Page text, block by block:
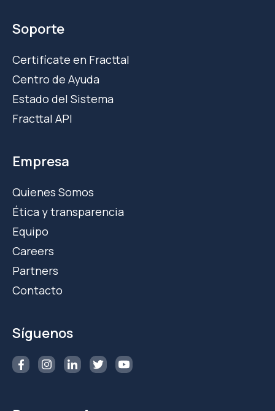
Soporte
Certifícate en Fracttal
Centro de Ayuda
Estado del Sistema
Fracttal API
Empresa
Quienes Somos
Ética y transparencia
Equipo
Careers
Partners
Contacto
Síguenos